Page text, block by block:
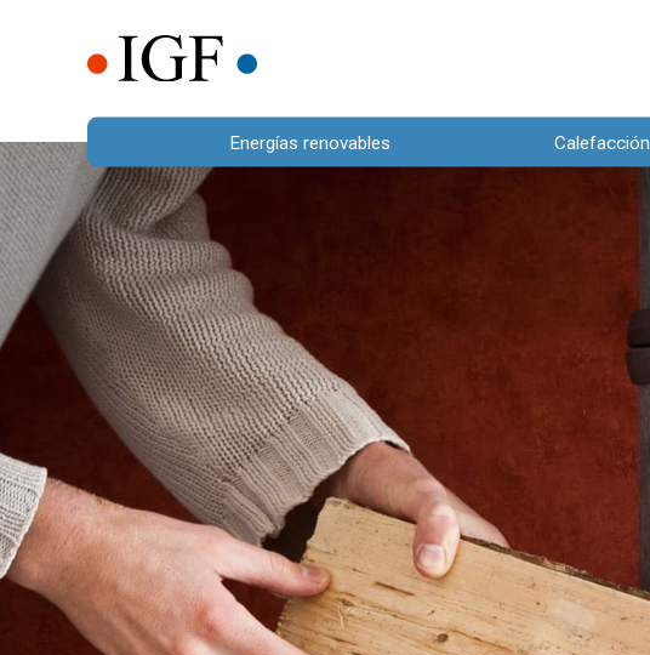
Energías renovables Calefacción